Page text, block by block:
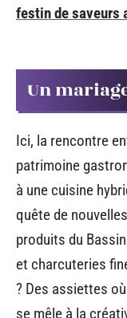
festin de saveurs
Un
Ici, la rencontre
patrimoine
à une cuisine
quête de
produits du
et charcuteries
? Des assiettes
se mêle à la